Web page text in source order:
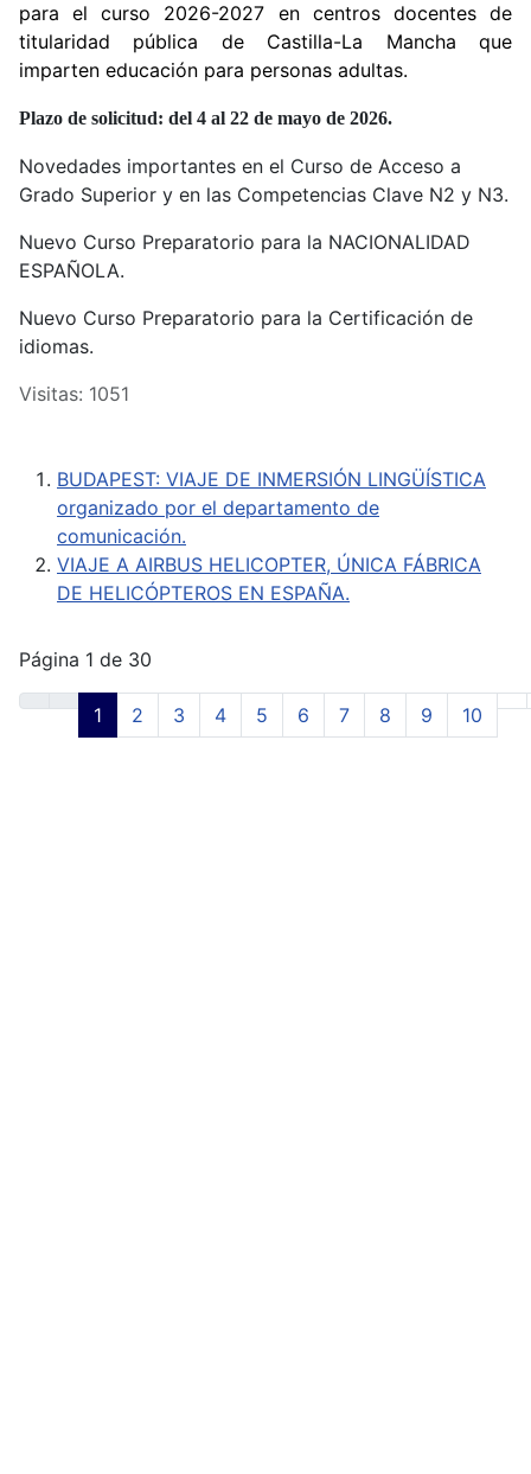
para el curso 2026-2027 en centros docentes de
titularidad pública de Castilla-La Mancha que
imparten educación para personas adultas.
Plazo de solicitud: del 4 al 22 de mayo de 2026.
Novedades importantes en el Curso de Acceso a
Grado Superior y en las Competencias Clave N2 y N3.
Nuevo Curso Preparatorio para la NACIONALIDAD
ESPAÑOLA.
Nuevo Curso Preparatorio para la Certificación de
idiomas.
Visitas: 1051
BUDAPEST: VIAJE DE INMERSIÓN LINGÜÍSTICA
organizado por el departamento de
comunicación.
VIAJE A AIRBUS HELICOPTER, ÚNICA FÁBRICA
DE HELICÓPTEROS EN ESPAÑA.
Página 1 de 30
1 2 3 4 5 6 7 8 9 10